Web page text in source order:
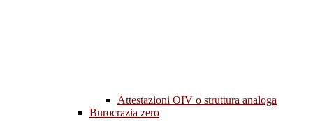
Attestazioni OIV o struttura analoga
Burocrazia zero